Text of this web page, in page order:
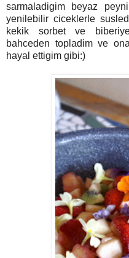
sarmaladigim beyaz
yenilebilir ciceklerle
kekik sorbet ve
bahceden topladim ve
hayal ettigim gibi:)